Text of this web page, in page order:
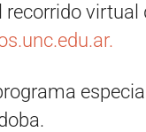
recorrido